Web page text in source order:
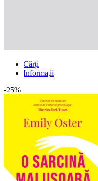
Cărți
Informații
-25%